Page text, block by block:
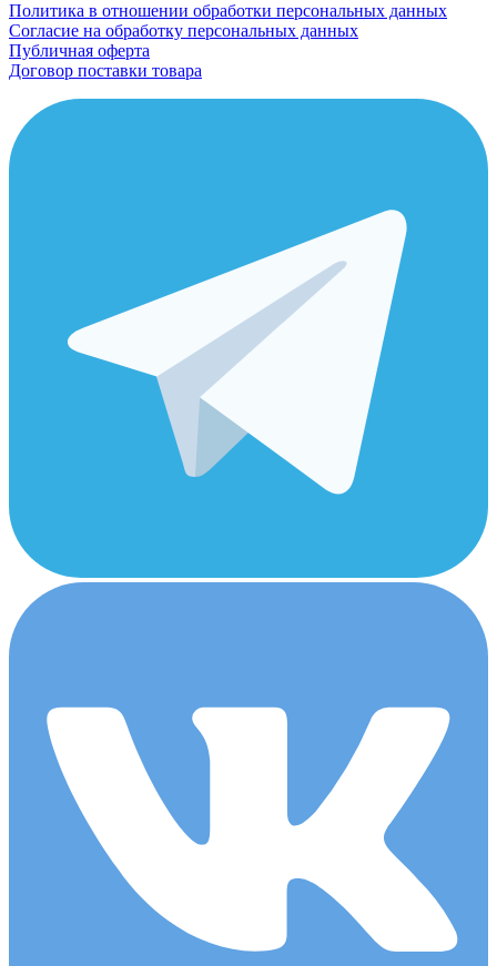
Политика в отношении обработки персональных данных
Согласие на обработку персональных данных
Публичная оферта
Договор поставки товара